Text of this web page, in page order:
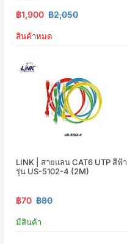
฿1,900 ฿2,050
สินค้าหมด
LINK | สายแลน CAT6 UTP สีฟ้า
รุ่น US-5102-4 (2M)
฿70 ฿80
มีสินค้า